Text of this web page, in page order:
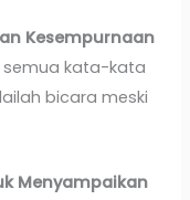
Kesempurnaan
kata-kata
bicara meski
Menyampaikan